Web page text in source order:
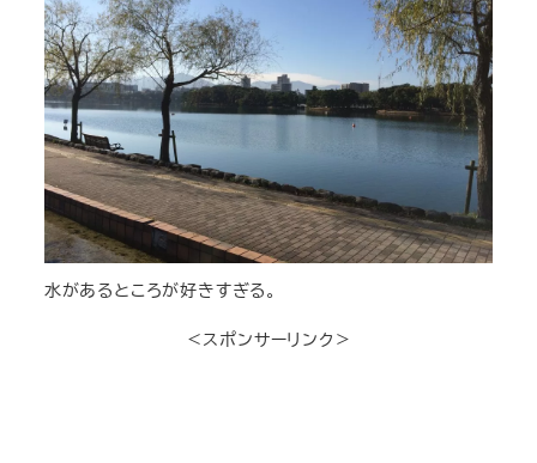
水があるところが好きすぎる。
＜スポンサーリンク＞